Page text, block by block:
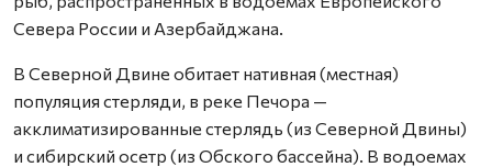
Севера России и Азербайджана.
В Северной Двине обитает нативная (местная)
популяция стерляди, в реке Печора —
акклиматизированные стерлядь (из Северной Двины)
и сибирский осетр (из Обского бассейна). В водоемах